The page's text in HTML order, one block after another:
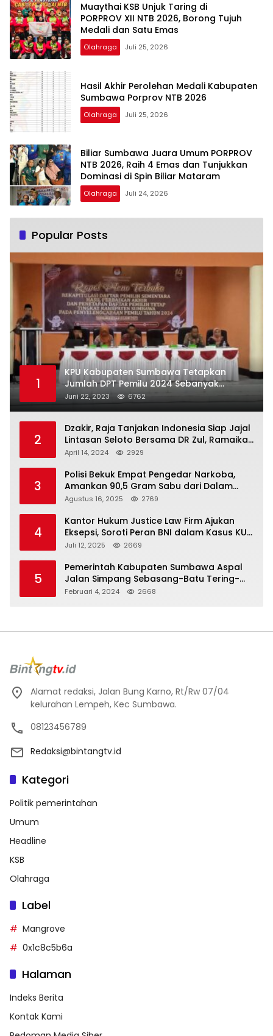
Muaythai KSB Unjuk Taring di
PORPROV XII NTB 2026, Borong Tujuh
Medali dan Satu Emas
Olahraga Juli 25, 2026
Hasil Akhir Perolehan Medali Kabupaten
Sumbawa Porprov NTB 2026
Olahraga Juli 25, 2026
Biliar Sumbawa Juara Umum PORPROV
NTB 2026, Raih 4 Emas dan Tunjukkan
Dominasi di Spin Biliar Mataram
Olahraga Juli 24, 2026
Popular Posts
1
KPU Kabupaten Sumbawa Tetapkan
Jumlah DPT Pemilu 2024 Sebanyak
367.987 Pemilih
Juni 22, 2023 6762
2
Dzakir, Raja Tanjakan Indonesia Siap Jajal
Lintasan Seloto Bersama DR Zul, Ramaikan
Trabas JAS #2 KSB
April 14, 2024 2929
3
Polisi Bekuk Empat Pengedar Narkoba,
Amankan 90,5 Gram Sabu dari Dalam
Mobil
Agustus 16, 2025 2769
4
Kantor Hukum Justice Law Firm Ajukan
Eksepsi, Soroti Peran BNI dalam Kasus KUR
Bawang Merah KCP Woha
Juli 12, 2025 2669
5
Pemerintah Kabupaten Sumbawa Aspal
Jalan Simpang Sebasang-Batu Tering-
Lito
Februari 4, 2024 2668
Alamat redaksi, Jalan Bung Karno, Rt/Rw 07/04
kelurahan Lempeh, Kec Sumbawa.
08123456789
Redaksi@bintangtv.id
Kategori
Politik pemerintahan
Umum
Headline
KSB
Olahraga
Label
Mangrove
0x1c8c5b6a
Halaman
Indeks Berita
Kontak Kami